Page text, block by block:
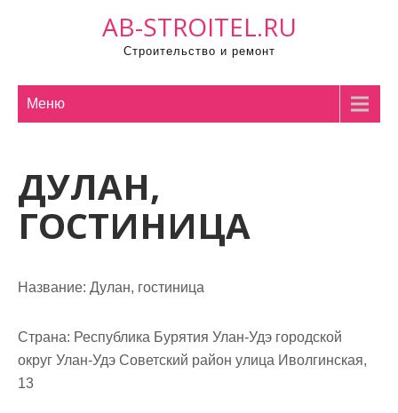
AB-STROITEL.RU
Строительство и ремонт
Меню
ДУЛАН,
ГОСТИНИЦА
Название: Дулан, гостиница
Страна: Республика Бурятия Улан-Удэ городской
округ Улан-Удэ Советский район улица Иволгинская,
13